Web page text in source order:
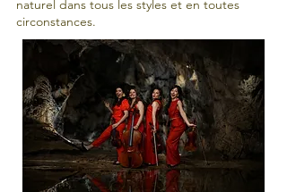
naturel dans tous les styles et en toutes
circonstances.